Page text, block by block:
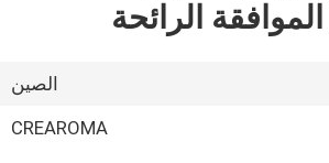
الصين
CREAROMA